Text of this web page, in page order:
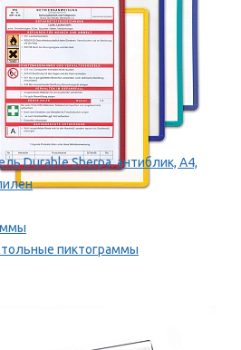
Durable Sherpa, антиблик, А4,
пиктограммы